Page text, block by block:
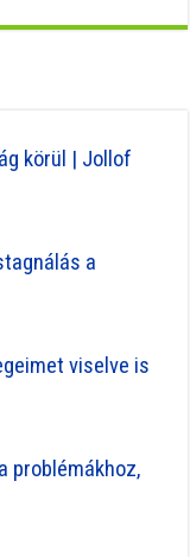
körül | Jollof
a
viselve is
problémákhoz,